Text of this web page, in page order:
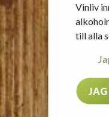
Vinliv
till alla